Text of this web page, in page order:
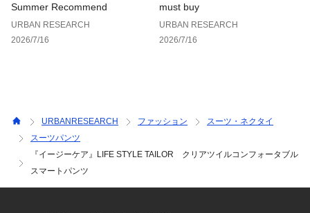
承ください。
※商品の色味の目安は、商品単体の画像をご参照ください。
素材感
透け感 : なし
伸縮性 : ややあり
裏地 : あり
光沢 : なし
Summer Recommend
URBAN RESEARCH
2026/7/16
must buy
URBAN RESEARCH
2026/7/16
URBANRESEARCH ファッション
スーツ・ネクタイ
スーツパンツ
『イージーケア』LIFE STYLE TAILOR クリアツイルコンフォータブル
スマートパンツ